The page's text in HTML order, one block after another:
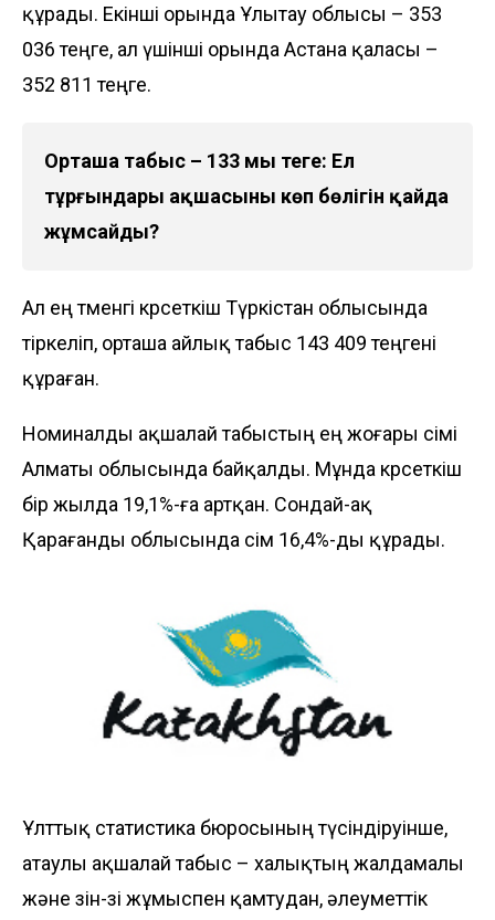
құрады. Екінші орында Ұлытау облысы – 353
036 теңге, ал үшінші орында Астана қаласы –
352 811 теңге.
Орташа табыс – 133 мың теңге: Ел
тұрғындары ақшасының көп бөлігін қайда
жұмсайды?
Ал ең төменгі көрсеткіш Түркістан облысында
тіркеліп, орташа айлық табыс 143 409 теңгені
құраған.
Номиналды ақшалай табыстың ең жоғары өсімі
Алматы облысында байқалды. Мұнда көрсеткіш
бір жылда 19,1%-ға артқан. Сондай-ақ
Қарағанды облысында өсім 16,4%-ды құрады.
Ұлттық статистика бюросының түсіндіруінше,
атаулы ақшалай табыс – халықтың жалдамалы
және өзін-өзі жұмыспен қамтудан, әлеуметтік